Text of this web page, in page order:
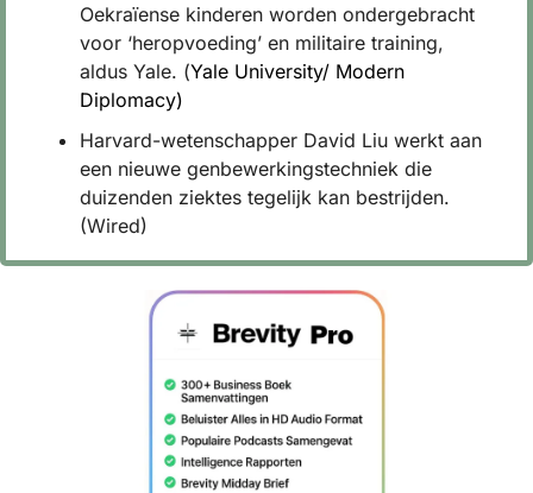
Oekraïense kinderen worden ondergebracht
voor ‘heropvoeding’ en militaire training,
aldus Yale. (Yale University/ Modern
Diplomacy)
Harvard-wetenschapper David Liu werkt aan
een nieuwe genbewerkingstechniek die
duizenden ziektes tegelijk kan bestrijden.
(Wired)